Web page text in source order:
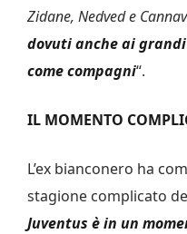
Zidane, Nedved e
dovuti anche ai
come compagni“.
IL MOMENTO
L’ex bianconero ha
stagione complicato
Juventus è in un